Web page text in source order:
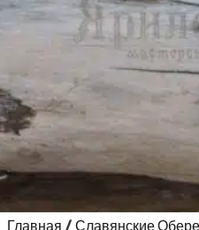
Главная /Славянские